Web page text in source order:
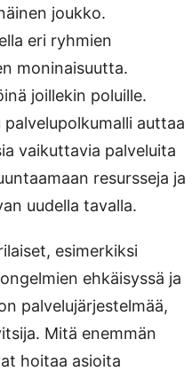
joukko.
eri ryhmien
moninaisuutta.
joillekin poluille.
auttaa
vaikuttavia palveluita
resursseja ja
uudella tavalla.
esimerkiksi
ehkäisyssä ja
palvelujärjestelmää,
Mitä enemmän
hoitaa asioita